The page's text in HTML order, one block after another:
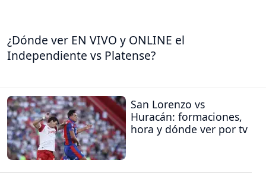
¿Dónde ver EN VIVO y ONLINE el
Independiente vs Platense?
San Lorenzo vs
Huracán: formaciones,
hora y dónde ver por tv